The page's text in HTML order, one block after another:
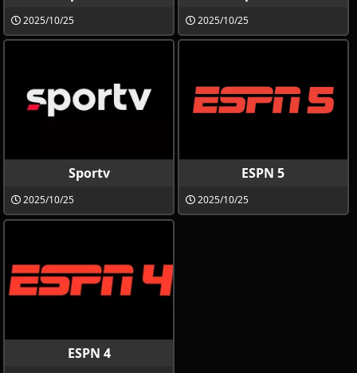
2025/10/25 2025/10/25
Sportv
2025/10/25
ESPN 5
2025/10/25
ESPN 4